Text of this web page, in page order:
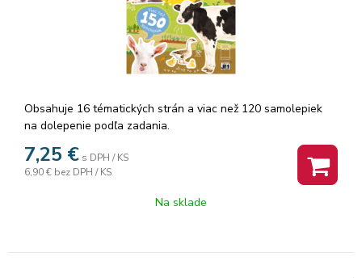
Obsahuje 16 tématických strán a viac než 120 samolepiek
na dolepenie podľa zadania.
7,25 € s DPH / KS
6,90 € bez DPH / KS
Na sklade